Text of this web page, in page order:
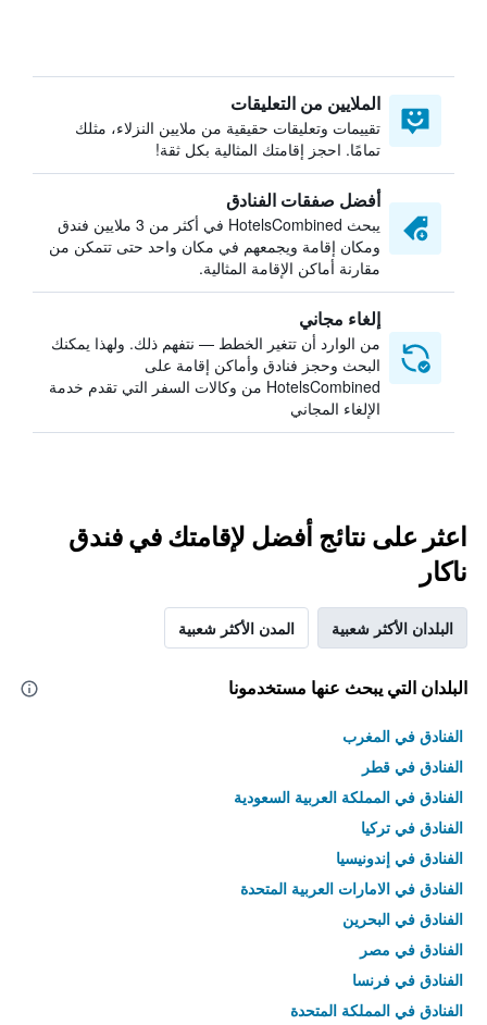
الملايين من التعليقات
تقييمات وتعليقات حقيقية من ملايين النزلاء، مثلك
تمامًا. احجز إقامتك المثالية بكل ثقة!
أفضل صفقات الفنادق
يبحث HotelsCombined في أكثر من 3 ملايين فندق
ومكان إقامة ويجمعهم في مكان واحد حتى تتمكن من
مقارنة أماكن الإقامة المثالية.
إلغاء مجاني
من الوارد أن تتغير الخطط — نتفهم ذلك. ولهذا يمكنك
البحث وحجز فنادق وأماكن إقامة على
HotelsCombined من وكالات السفر التي تقدم خدمة
الإلغاء المجاني
اعثر على نتائج أفضل لإقامتك في فندق
ناكار
البلدان الأكثر شعبية المدن الأكثر شعبية
البلدان التي يبحث عنها مستخدمونا
الفنادق في المغرب
الفنادق في قطر
الفنادق في المملكة العربية السعودية
الفنادق في تركيا
الفنادق في إندونيسيا
الفنادق في الامارات العربية المتحدة
الفنادق في البحرين
الفنادق في مصر
الفنادق في فرنسا
الفنادق في المملكة المتحدة